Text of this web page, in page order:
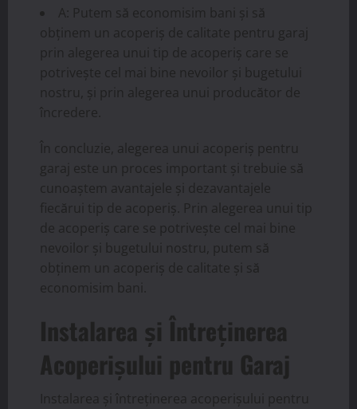
A: Putem să economisim bani și să
obținem un acoperiș de calitate pentru garaj
prin alegerea unui tip de acoperiș care se
potrivește cel mai bine nevoilor și bugetului
nostru, și prin alegerea unui producător de
încredere.
În concluzie, alegerea unui acoperiș pentru
garaj este un proces important și trebuie să
cunoaștem avantajele și dezavantajele
fiecărui tip de acoperiș. Prin alegerea unui tip
de acoperiș care se potrivește cel mai bine
nevoilor și bugetului nostru, putem să
obținem un acoperiș de calitate și să
economisim bani.
Instalarea și Întreținerea
Acoperișului pentru Garaj
Instalarea și întreținerea acoperișului pentru